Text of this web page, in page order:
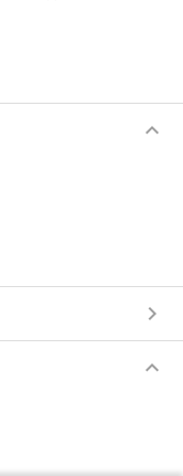
keyboard_arrow_down
chevron_right
keyboard_arrow_down